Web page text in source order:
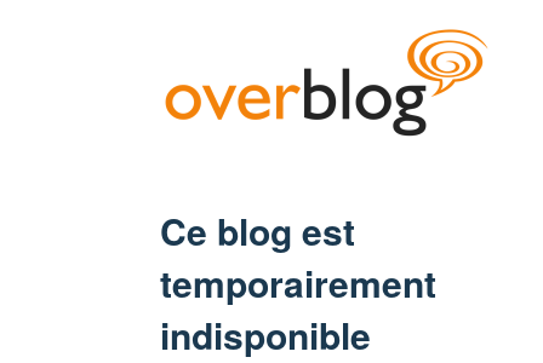
Ce blog est
temporairement
indisponible